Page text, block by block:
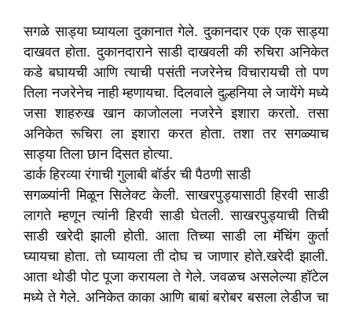
सगळे साड्या घ्यायला दुकानात गेले. दुकानदार एक एक साड्या
दाखवत होता. दुकानदाराने साडी दाखवली की रुचिरा अनिकेत
कडे बघायची आणि त्याची पसंती नजरेनेच विचारायची तो पण
तिला नजरेनेच नाही म्हणायचा. दिलवाले दुल्हनिया ले जायेंगे मध्ये
जसा शाहरुख खान काजोलला नजरेने इशारा करतो. तसा
अनिकेत रूचिरा ला इशारा करत होता. तशा तर सगळ्याच
साड्या तिला छान दिसत होत्या.
डार्क हिरव्या रंगाची गुलाबी बॉर्डर ची पैठणी साडी
सगळ्यांनी मिळून सिलेक्ट केली. साखरपुड्यासाठी हिरवी साडी
लागते म्हणून त्यांनी हिरवी साडी घेतली. साखरपुड्याची तिची
साडी खरेदी झाली होती. आता तिच्या साडी ला मॅचिंग कुर्ता
घ्यायचा होता. तो घ्यायला ती दोघ च जाणार होते.खरेदी झाली.
आता थोडी पोट पूजा करायला ते गेले. जवळच असलेल्या हॉटेल
मध्ये ते गेले. अनिकेत काका आणि बाबां बरोबर बसला लेडीज चा